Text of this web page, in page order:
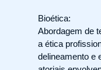
Bioética:
Abordagem de
a ética
delineamento e